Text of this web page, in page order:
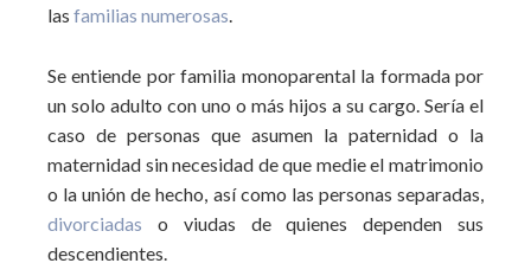
las familias numerosas.
Se entiende por familia monoparental la formada por
un solo adulto con uno o más hijos a su cargo. Sería el
caso de personas que asumen la paternidad o la
maternidad sin necesidad de que medie el matrimonio
o la unión de hecho, así como las personas separadas,
divorciadas o viudas de quienes dependen sus
descendientes.